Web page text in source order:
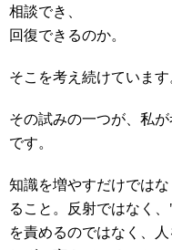
相談でき、
回復できるのか。
そこを考え続けています
その試みの一つが、私
です。
知識を増やすだけでは
ること。反射ではなく
を責めるのではなく、